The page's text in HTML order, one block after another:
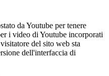
da Youtube per tenere
i video di Youtube incorporati
del sito web sta
dell'interfaccia di